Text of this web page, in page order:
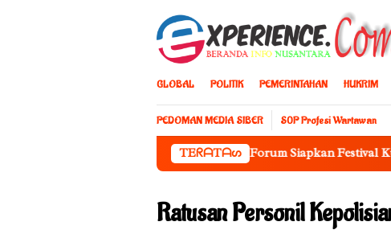
GLOBAL POLITIK PEMERINTAHAN HUKRIM
PEDOMAN MEDIA SIBER S0P Profesi Wartawan
TEᖇᗩTᗩᔕ
PPJI Sulsel dan Muslim Friendly Forum Siapkan Festival Kuliner
Ratusan Personil